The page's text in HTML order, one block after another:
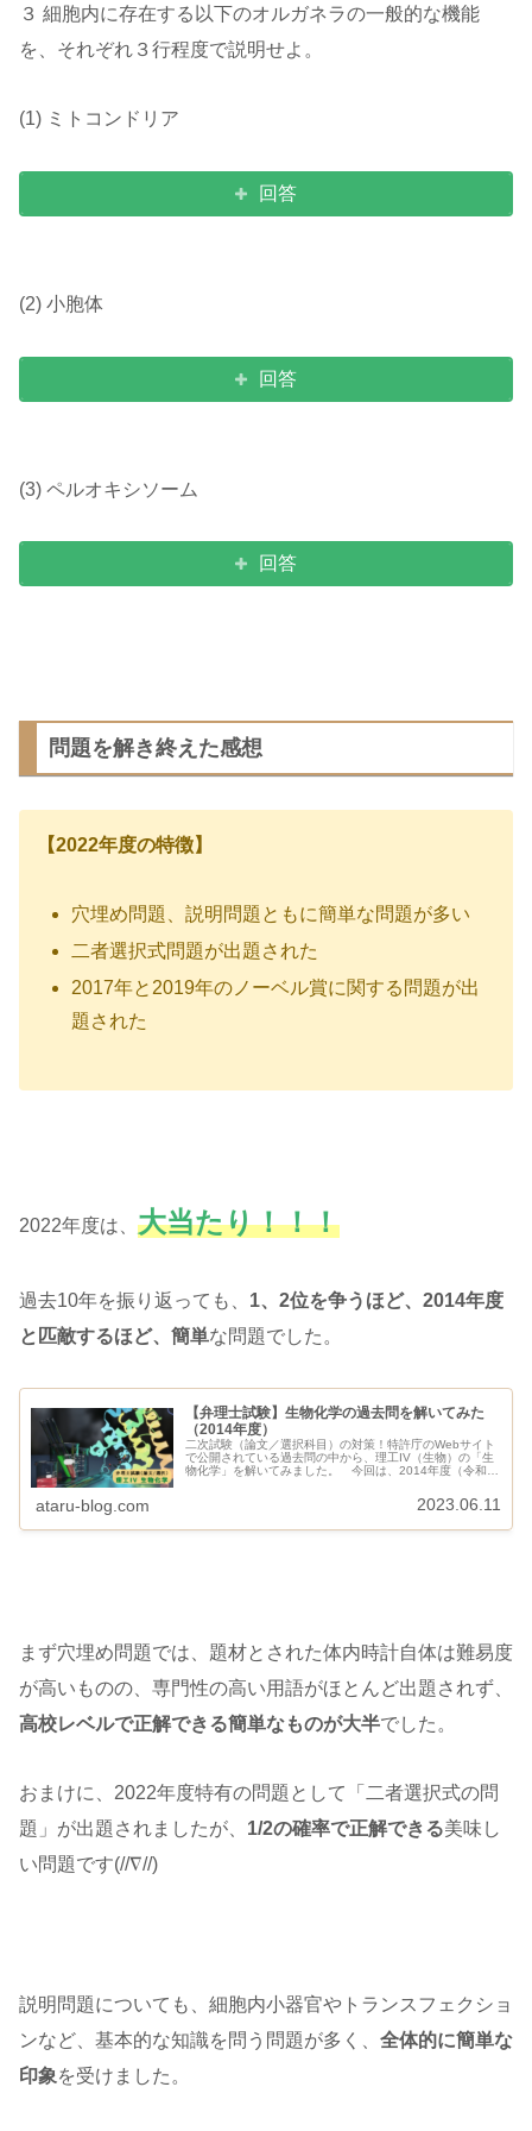
３ 細胞内に存在する以下のオルガネラの一般的な機能
を、それぞれ３行程度で説明せよ。
(1) ミトコンドリア
回答
(2) 小胞体
回答
(3) ペルオキシソーム
回答
問題を解き終えた感想
【2022年度の特徴】
穴埋め問題、説明問題ともに簡単な問題が多い
二者選択式問題が出題された
2017年と2019年のノーベル賞に関する問題が出
題された
2022年度は、 大当たり！！！
過去10年を振り返っても、 1、2位を争うほど、2014年度
と匹敵するほど、簡単な問題でした。
【弁理士試験】生物化学の過去問を解いてみた
（2014年度）
二次試験（論文／選択科目）の対策！特許庁のWebサイト
で公開されている過去問の中から、理工IV（生物）の「生
物化学」を解いてみました。 今回は、2014年度（令和
ataru-blog.com 2023.06.11
まず穴埋め問題では、題材とされた体内時計自体は難易度
が高いものの、専門性の高い用語がほとんど出題されず、
高校レベルで正解できる簡単なものが大半でした。
おまけに、2022年度特有の問題として「二者選択式の問
題」が出題されましたが、 1/2の確率で正解できる美味し
い問題です(//∇//)
説明問題についても、細胞内小器官やトランスフェクショ
ンなど、基本的な知識を問う問題が多く、 全体的に簡単な
印象を受けました。